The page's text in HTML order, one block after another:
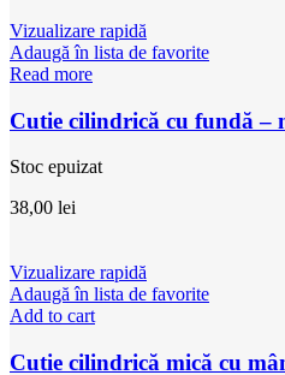
Vizualizare rapidă
Adaugă în lista de favorite
Read more
Cutie cilindrică cu fundă –
Stoc epuizat
38,00 lei
Vizualizare rapidă
Adaugă în lista de favorite
Add to cart
Cutie cilindrică mică cu